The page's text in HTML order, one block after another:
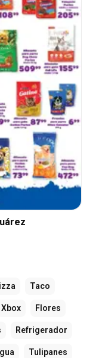
Taco
Xbox Flores
Refrigerador
Tulipanes